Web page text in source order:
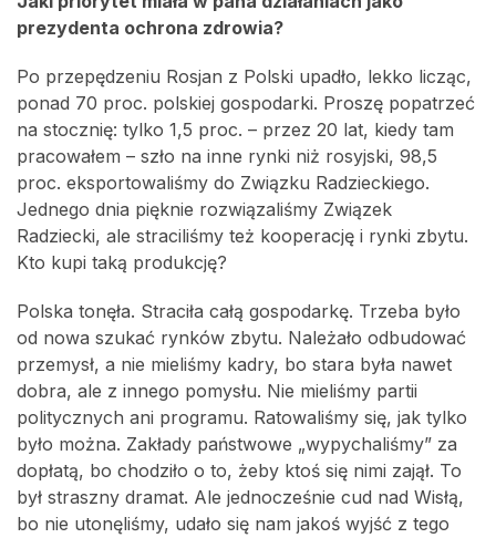
prezydenta ochrona zdrowia?
Po przepędzeniu Rosjan z Polski upadło, lekko licząc,
ponad 70 proc. polskiej gospodarki. Proszę popatrzeć
na stocznię: tylko 1,5 proc. – przez 20 lat, kiedy tam
pracowałem – szło na inne rynki niż rosyjski, 98,5
proc. eksportowaliśmy do Związku Radzieckiego.
Jednego dnia pięknie rozwiązaliśmy Związek
Radziecki, ale straciliśmy też kooperację i rynki zbytu.
Kto kupi taką produkcję?
Polska tonęła. Straciła całą gospodarkę. Trzeba było
od nowa szukać rynków zbytu. Należało odbudować
przemysł, a nie mieliśmy kadry, bo stara była nawet
dobra, ale z innego pomysłu. Nie mieliśmy partii
politycznych ani programu. Ratowaliśmy się, jak tylko
było można. Zakłady państwowe „wypychaliśmy” za
dopłatą, bo chodziło o to, żeby ktoś się nimi zajął. To
był straszny dramat. Ale jednocześnie cud nad Wisłą,
bo nie utonęliśmy, udało się nam jakoś wyjść z tego